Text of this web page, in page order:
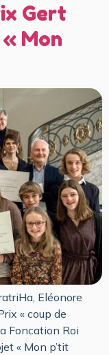
Gert
Mon
Eléonore
« coup de
Foncation Roi
« Mon p’tit